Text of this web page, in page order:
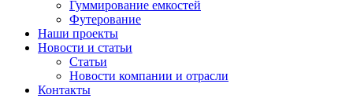
Гуммирование емкостей
Футерование
Наши проекты
Новости и статьи
Статьи
Новости компании и отрасли
Контакты